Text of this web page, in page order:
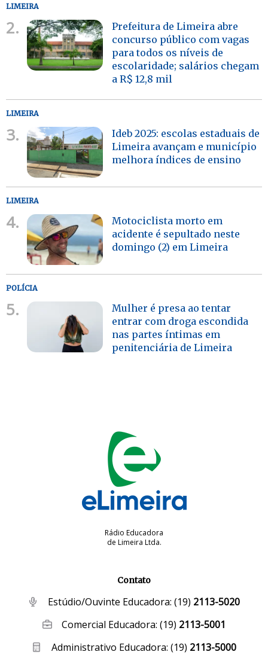
LIMEIRA
2.
Prefeitura de Limeira abre
concurso público com vagas
para todos os níveis de
escolaridade; salários chegam
a R$ 12,8 mil
LIMEIRA
3.
Ideb 2025: escolas estaduais de
Limeira avançam e município
melhora índices de ensino
LIMEIRA
4.
Motociclista morto em
acidente é sepultado neste
domingo (2) em Limeira
POLÍCIA
5.
Mulher é presa ao tentar
entrar com droga escondida
nas partes íntimas em
penitenciária de Limeira
Rádio Educadora
de Limeira Ltda.
Contato
Estúdio/Ouvinte Educadora: (19) 2113-5020
Comercial Educadora:(19) 2113-5001
Administrativo Educadora: (19) 2113-5000